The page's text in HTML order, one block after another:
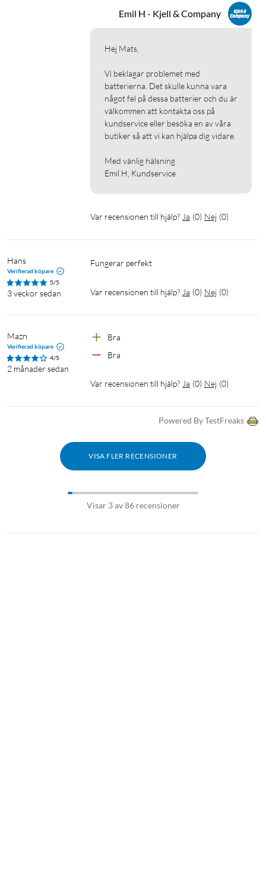
Emil H - Kjell & Company
Hej Mats,
Vi beklagar problemet med
batterierna. Det skulle kunna vara
något fel på dessa batterier och du är
välkommen att kontakta oss på
kundservice eller besöka en av våra
butiker så att vi kan hjälpa dig vidare.
Med vänlig hälsning
Emil H, Kundservice
Var recensionen till hjälp? Ja (0) Nej (0)
Hans
Verifierad köpare
5/5
3 veckor sedan
Fungerar perfekt
Var recensionen till hjälp? Ja (0) Nej (0)
Mazn
Verifierad köpare
4/5
2 månader sedan
Bra
Bra
Var recensionen till hjälp? Ja (0) Nej (0)
Powered By TestFreaks
VISA FLER RECENSIONER
Visar 3 av 86 recensioner